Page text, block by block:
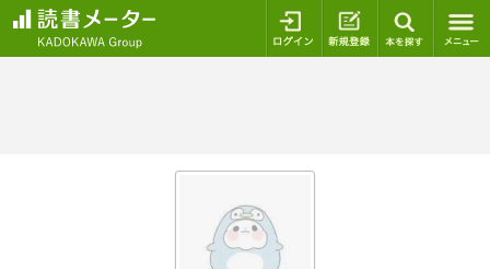
ログイン 新規登録